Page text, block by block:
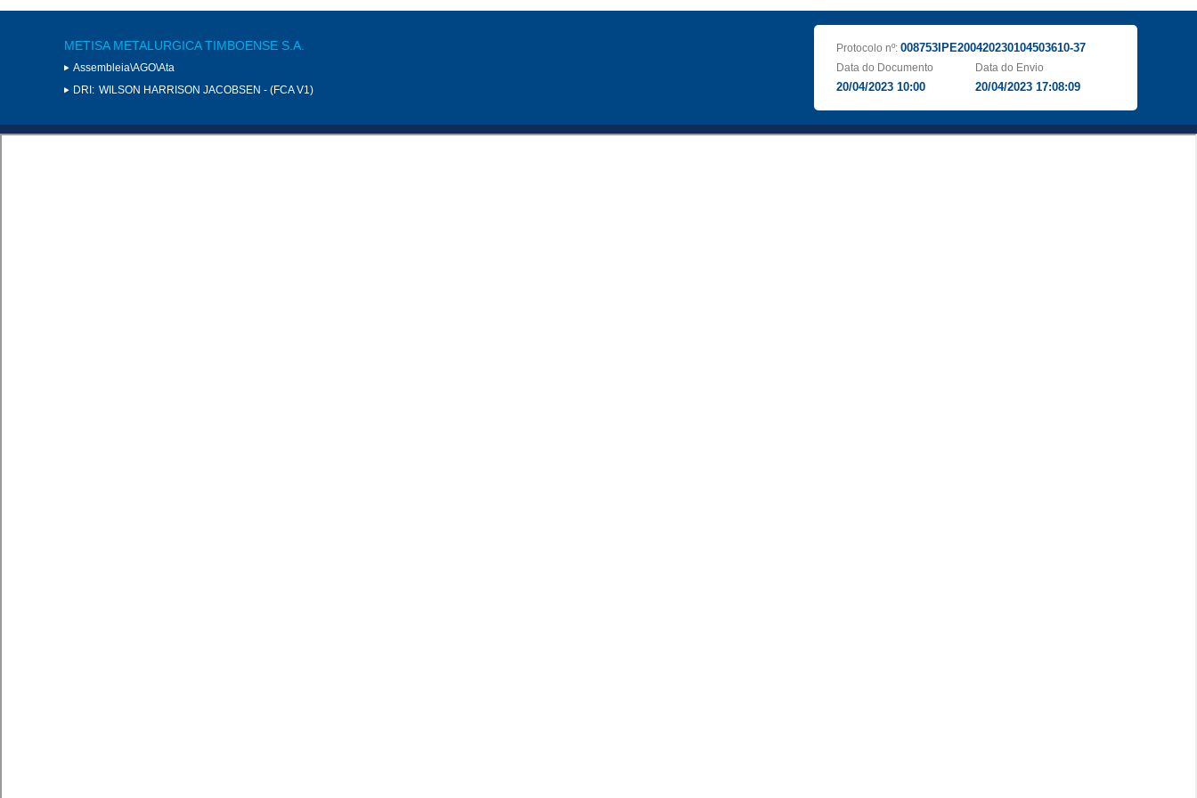
METISA METALURGICA TIMBOENSE S.A.
Assembleia\AGO\Ata
DRI: WILSON HARRISON JACOBSEN - (FCA V1)
Protocolo nº: 008753IPE200420230104503610-37
Data do Documento
20/04/2023 10:00
Data do Envio
20/04/2023 17:08:09